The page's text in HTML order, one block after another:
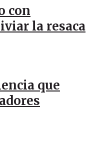
con
la resaca
que